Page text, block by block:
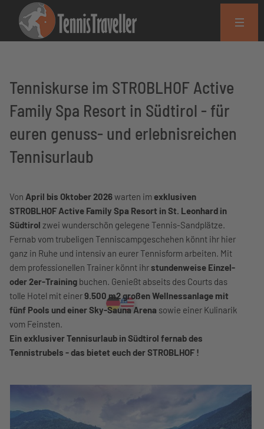
Tenniskurse im STROBLHOF Active
Family Spa Resort in Südtirol - für
euren genuss- und erlebnisreichen
Tennisurlaub
Von April bis Oktober 2026warten imexklusiven
STROBLHOF Active Family Spa Resort in St. Leonhard in
Südtirol zwei wunderschön gelegene Tennis-Sandplätze.
Fernab vom trubeligen Tenniscampgeschehen könnt ihr hier
ganz in Ruhe und intensiv an eurer Tennisform arbeiten. Mit
dem professionellen Trainer könnt ihrstundenweise Einzel-
oder 2er-Training buchen. Genießt abseits des Courts das
tolle Hotel mit einer9.500 m2 großen Wellnessanlage mit
fünf Pools und einer Sky-Sauna Arena sowie einer Kulinarik
vom Feinsten.
Ein exklusiver Tennisurlaub in Südtirol fernab des
Tennistrubels - das bietet euch der STROBLHOF !